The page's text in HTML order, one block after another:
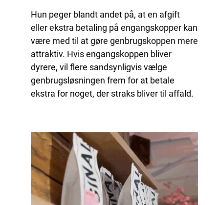
Hun peger blandt andet på, at en afgift
eller ekstra betaling på engangskopper kan
være med til at gøre genbrugskoppen mere
attraktiv. Hvis engangskoppen bliver
dyrere, vil flere sandsynligvis vælge
genbrugsløsningen frem for at betale
ekstra for noget, der straks bliver til affald.